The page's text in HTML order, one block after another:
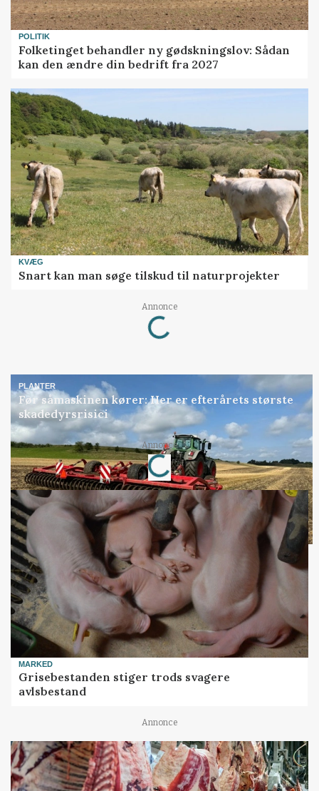
POLITIK
Folketinget behandler ny gødskningslov: Sådan
kan den ændre din bedrift fra 2027
KVÆG
Snart kan man søge tilskud til naturprojekter
Annonce
Loading...
PLANTER
Før såmaskinen kører: Her er efterårets største
skadedyrsrisici
Annonce
Loading...
MARKED
Grisebestanden stiger trods svagere
avlsbestand
Annonce